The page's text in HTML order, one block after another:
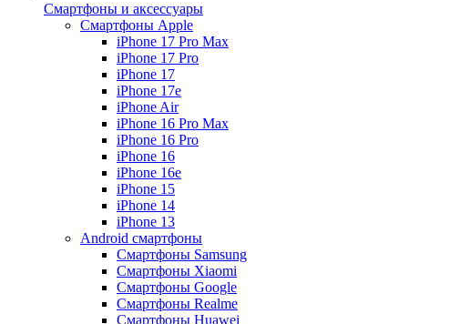
Смартфоны и аксессуары
Смартфоны Apple
iPhone 17 Pro Max
iPhone 17 Pro
iPhone 17
iPhone 17e
iPhone Air
iPhone 16 Pro Max
iPhone 16 Pro
iPhone 16
iPhone 16e
iPhone 15
iPhone 14
iPhone 13
Android cмартфоны
Смартфоны Samsung
Смартфоны Xiaomi
Смартфоны Google
Смартфоны Realme
Смартфоны Huawei